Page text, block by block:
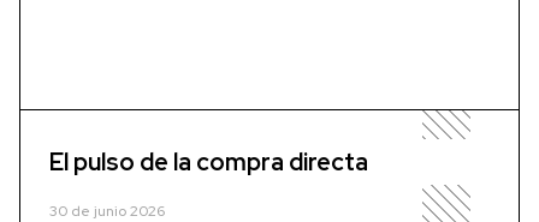
El pulso de la compra directa
30 de junio 2026